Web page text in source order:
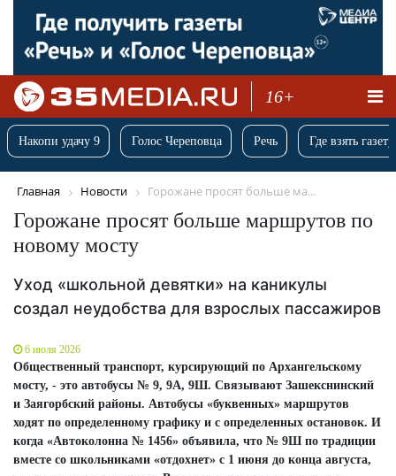
16+
Накопи удачу 9 Голос Череповца Речь Где взять
Главная Новости Горожане просят больше ма...
Горожане просят больше маршрутов по
новому мосту
Уход «школьной девятки» на каникулы
создал неудобства для взрослых пассажиров
6 июля 2026
Общественный транспорт, курсирующий по Архангельскому
мосту, - это автобусы № 9, 9А, 9Ш. Связывают Зашекснинский
и Заягорбский районы. Автобусы «буквенных» маршрутов
ходят по определенному графику и с определенных остановок. И
когда «Автоколонна № 1456» объявила, что № 9Ш по традиции
вместе со школьниками «отдохнет» с 1 июня до конца августа,